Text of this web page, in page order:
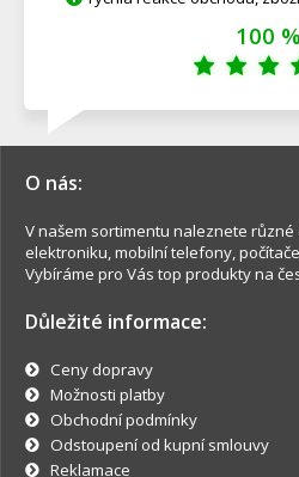
100 %
O nás:
V našem sortimentu naleznete
elektroniku, mobilní telefony,
Vybíráme pro Vás top produkty na
Důležité informace:
Ceny dopravy
Možnosti platby
Obchodní podmínky
Odstoupení od kupní smlouvy
Reklamace